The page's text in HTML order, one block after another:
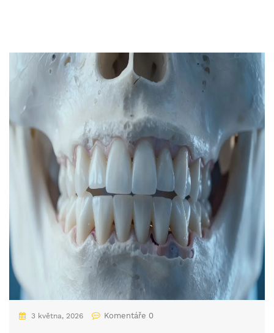
Zdraví a péče o zuby
3 května, 2026 Komentáře 0